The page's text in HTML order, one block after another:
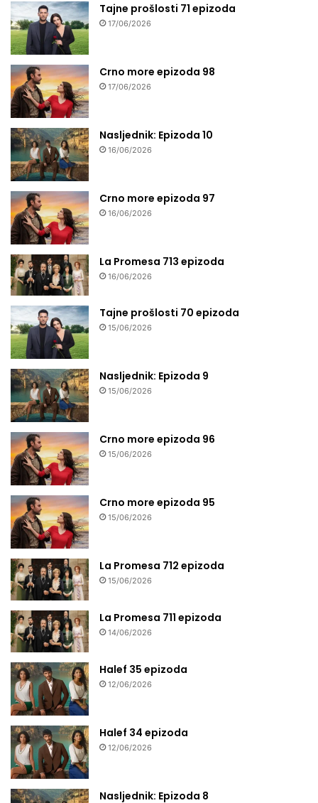
Tajne prošlosti 71 epizoda
17/06/2026
Crno more epizoda 98
17/06/2026
Nasljednik: Epizoda 10
16/06/2026
Crno more epizoda 97
16/06/2026
La Promesa 713 epizoda
16/06/2026
Tajne prošlosti 70 epizoda
15/06/2026
Nasljednik: Epizoda 9
15/06/2026
Crno more epizoda 96
15/06/2026
Crno more epizoda 95
15/06/2026
La Promesa 712 epizoda
15/06/2026
La Promesa 711 epizoda
14/06/2026
Halef 35 epizoda
12/06/2026
Halef 34 epizoda
12/06/2026
Nasljednik: Epizoda 8